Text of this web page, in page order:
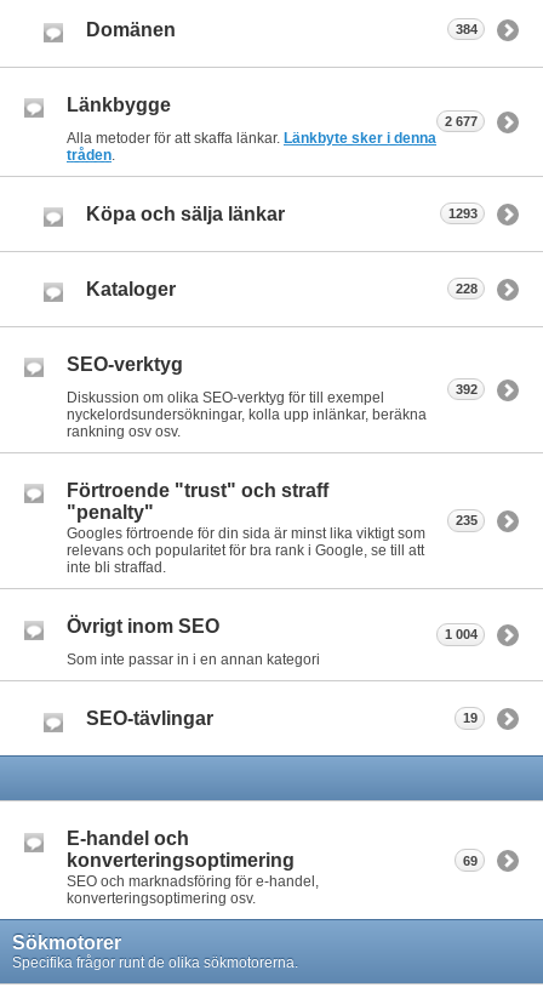
Domänen 384
Länkbygge
Alla metoder för att skaffa länkar. Länkbyte sker i denna
tråden.
2 677
Köpa och sälja länkar 1293
Kataloger 228
SEO-verktyg
Diskussion om olika SEO-verktyg för till exempel
nyckelordsundersökningar, kolla upp inlänkar, beräkna
rankning osv osv.
392
Förtroende "trust" och straff
"penalty"
Googles förtroende för din sida är minst lika viktigt som
relevans och popularitet för bra rank i Google, se till att
inte bli straffad.
235
Övrigt inom SEO
Som inte passar in i en annan kategori
1 004
SEO-tävlingar 19
E-handel och
konverteringsoptimering
SEO och marknadsföring för e-handel,
konverteringsoptimering osv.
69
Sökmotorer
Specifika frågor runt de olika sökmotorerna.